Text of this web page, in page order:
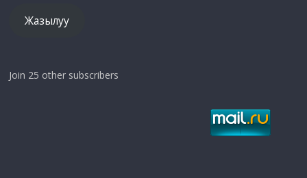
Жазылуу
Join 25 other subscribers